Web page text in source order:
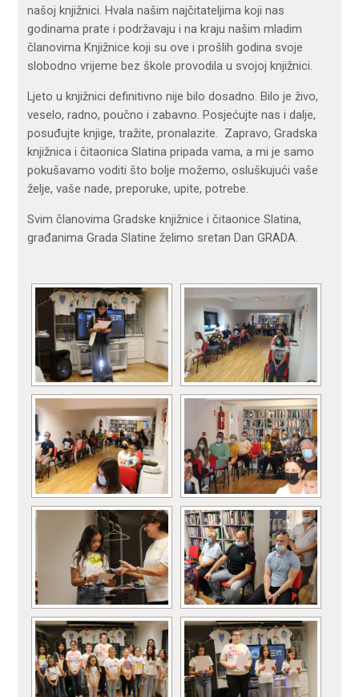
našoj knjižnici. Hvala našim najčitateljima koji nas
godinama prate i podržavaju i na kraju našim mladim
članovima Knjižnice koji su ove i prošlih godina svoje
slobodno vrijeme bez škole provodila u svojoj knjižnici.
Ljeto u knjižnici definitivno nije bilo dosadno. Bilo je živo,
veselo, radno, poučno i zabavno. Posjećujte nas i dalje,
posuđujte knjige, tražite, pronalazite. Zapravo, Gradska
knjižnica i čitaonica Slatina pripada vama, a mi je samo
pokušavamo voditi što bolje možemo, osluškujući vaše
želje, vaše nade, preporuke, upite, potrebe.
Svim članovima Gradske knjižnice i čitaonice Slatina,
građanima Grada Slatine želimo sretan Dan GRADA.